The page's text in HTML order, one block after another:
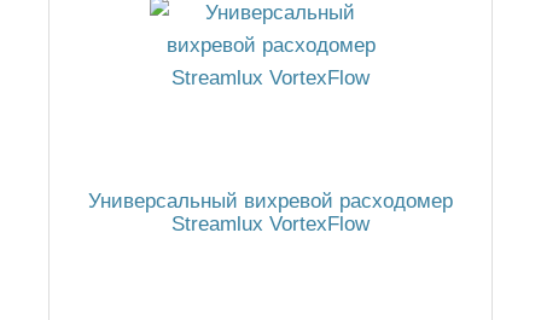
Универсальный вихревой расходомер
Streamlux VortexFlow